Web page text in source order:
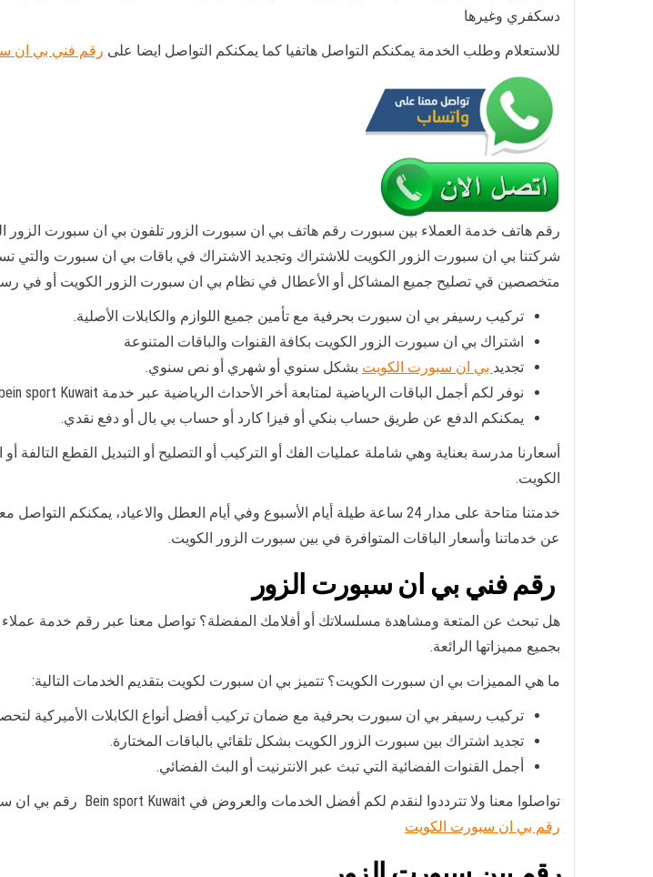
دسكفري وغيرها
للاستعلام وطلب الخدمة يمكنكم التواصل هاتفيا كما يمكنكم التواصل ايضا على رقم فني بي ان
رقم هاتف خدمة العملاء بين سبورت رقم هاتف بي ان سبورت الزور تلفون بي ان سبورت الزور
شركتنا بي ان سبورت الزور الكويت للاشتراك وتجديد الاشتراك في باقات بي ان سبورت
متخصصين قي تصليح جميع المشاكل أو الأعطال في نظام بي ان سبورت الزور الكويت أو في
تركيب رسيفر بي ان سبورت بحرفية مع تأمين جميع اللوازم والكابلات الأصلية.
اشتراك بي ان سبورت الزور الكويت بكافة القنوات والباقات المتنوعة
تجديد بي ان سبورت الكويت بشكل سنوي أو شهري أو نص سنوي.
نوفر لكم أجمل الباقات الرياضية لمتابعة أخر الأحداث الرياضية عبر خدمة bein sport Kuwait
يمكنكم الدفع عن طريق حساب بنكي أو فيزا كارد أو حساب بي بال أو دفع نقدي.
أسعارنا مدرسة بعناية وهي شاملة عمليات الفك أو التركيب أو التصليح أو التبديل القطع
الكويت.
خدمتنا متاحة على مدار 24 ساعة طيلة أيام الأسبوع وفي أيام العطل والاعياد،
عن خدماتنا وأسعار الباقات المتوافرة في بين سبورت الزور الكويت.
رقم فني بي ان سبورت الزور
هل تبحث عن المتعة ومشاهدة مسلسلاتك أو أفلامك المفضلة؟ تواصل معنا عبر رقم خدمة
بجميع مميزاتها الرائعة.
ما هي المميزات بي ان سبورت الكويت؟ تتميز بي ان سبورت لكويت بتقديم الخدمات التالية:
تركيب رسيفر بي ان سبورت بحرفية مع ضمان تركيب أفضل أنواع الكابلات الأميركية
تجديد اشتراك بين سبورت الزور الكويت بشكل تلقائي بالباقات المختارة.
أجمل القنوات الفضائية التي تبث عبر الانترنيت أو البث الفضائي.
تواصلوا معنا ولا تترددوا لنقدم لكم أفضل الخدمات والعروض في Bein sport Kuwait رقم بي ان سبورت الزور الكويت أرقام تلفون bein sport رقم خدمة عملاء بي ان سبورت الزور
رقم بي ان سبورت الكويت